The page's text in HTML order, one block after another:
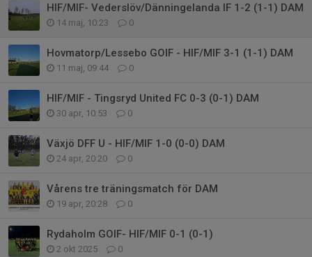
HIF/MIF- Vederslöv/Dänningelanda IF 1-2 (1-1) DAM
14 maj, 10:23 0
Hovmatorp/Lessebo GOIF - HIF/MIF 3-1 (1-1) DAM
11 maj, 09:44 0
HIF/MIF - Tingsryd United FC 0-3 (0-1) DAM
30 apr, 10:53 0
Växjö DFF U - HIF/MIF 1-0 (0-0) DAM
24 apr, 20:20 0
Vårens tre träningsmatch för DAM
19 apr, 20:28 0
Rydaholm GOIF- HIF/MIF 0-1 (0-1)
2 okt 2025 0